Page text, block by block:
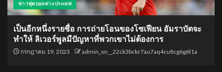
ข่าวฟุตบอลต่างประเทศ
เป็นอีกหนึ่งรายชื่อ การถ่ายโอนของโซเฟียน อัมราบัตจะ
ทำให้ ลิเวอร์พูลมีปัญหาที่พวกเขาไม่ต้องการ
กรกฎาคม 19, 2023 admin_xn__22ck3bckr7au7aq4cu8cg6g6l1a